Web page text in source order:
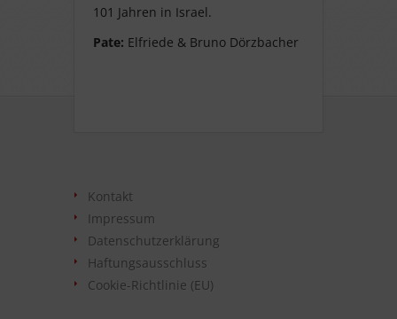
101 Jahren in Israel.
Pate: Elfriede & Bruno Dörzbacher
Kontakt
Impressum
Datenschutzerklärung
Haftungsausschluss
Cookie-Richtlinie (EU)